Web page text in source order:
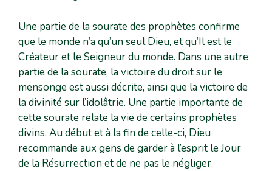
Une partie de la sourate des prophètes confirme
que le monde n’a qu’un seul Dieu, et qu’Il est le
Créateur et le Seigneur du monde. Dans une autre
partie de la sourate, la victoire du droit sur le
mensonge est aussi décrite, ainsi que la victoire de
la divinité sur l’idolâtrie. Une partie importante de
cette sourate relate la vie de certains prophètes
divins. Au début et à la fin de celle-ci, Dieu
recommande aux gens de garder à l’esprit le Jour
de la Résurrection et de ne pas le négliger.